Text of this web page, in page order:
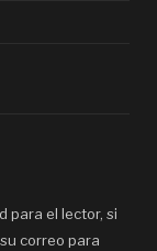
para el lector, si
correo para